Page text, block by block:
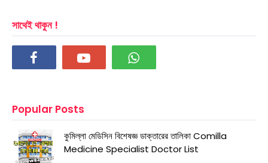
সাথেই থাকুন !
Popular Posts
কুমিল্লা মেডিসিন বিশেষজ্ঞ ডাক্তারের তালিকা Comilla
Medicine Specialist Doctor List